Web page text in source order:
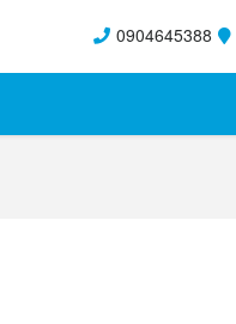
0904645388